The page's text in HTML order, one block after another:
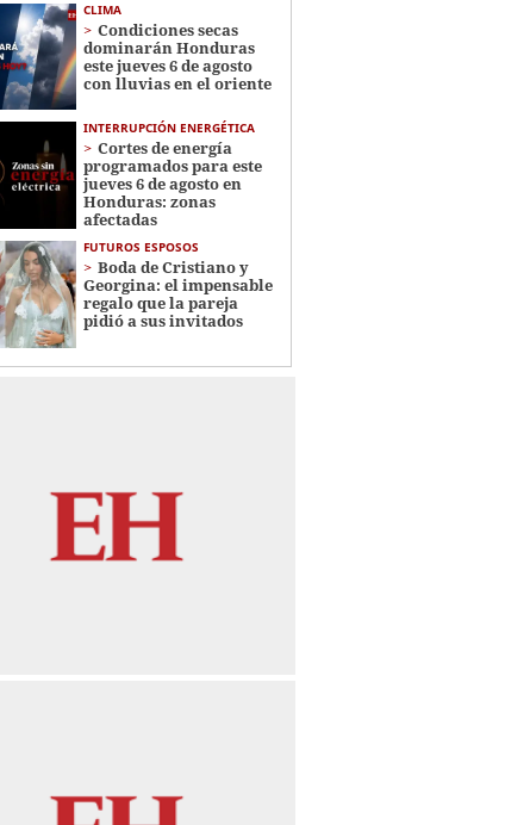
CLIMA
Condiciones secas
dominarán Honduras
este jueves 6 de agosto
con lluvias en el oriente
INTERRUPCIÓN ENERGÉTICA
Cortes de energía
programados para este
jueves 6 de agosto en
Honduras: zonas
afectadas
FUTUROS ESPOSOS
Boda de Cristiano y
Georgina: el impensable
regalo que la pareja
pidió a sus invitados